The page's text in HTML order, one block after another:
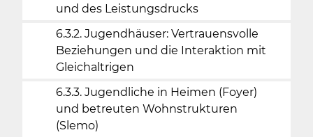
und des Leistungsdrucks
6.3.2. Jugendhäuser: Vertrauensvolle
Beziehungen und die Interaktion mit
Gleichaltrigen
6.3.3. Jugendliche in Heimen (Foyer)
und betreuten Wohnstrukturen
(Slemo)